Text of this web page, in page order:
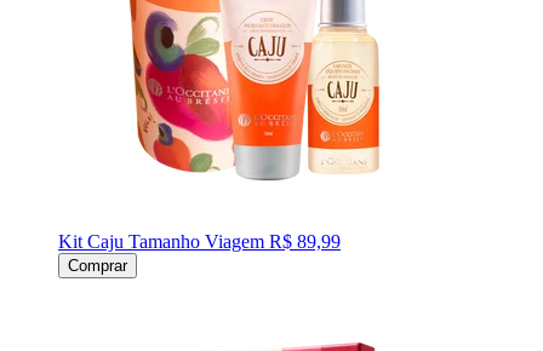
Kit Caju Tamanho Viagem R$ 89,99
Comprar